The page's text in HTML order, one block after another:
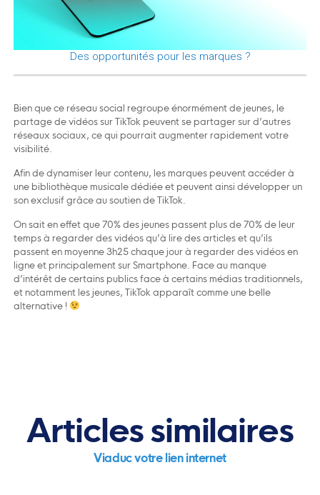
Des opportunités pour les marques ?
Bien que ce réseau social regroupe énormément de jeunes, le
partage de vidéos sur TikTok peuvent se partager sur d’autres
réseaux sociaux, ce qui pourrait augmenter rapidement votre
visibilité.
Afin de dynamiser leur contenu, les marques peuvent accéder à
une bibliothèque musicale dédiée et peuvent ainsi développer un
son exclusif grâce au soutien de TikTok.
On sait en effet que 70% des jeunes passent plus de 70% de leur
temps à regarder des vidéos qu’à lire des articles et qu’ils
passent en moyenne 3h25 chaque jour à regarder des vidéos en
ligne et principalement sur Smartphone. Face au manque
d’intérêt de certains publics face à certains médias traditionnels,
et notamment les jeunes, TikTok apparaît comme une belle
alternative !
Articles similaires
Viaduc votre lien internet